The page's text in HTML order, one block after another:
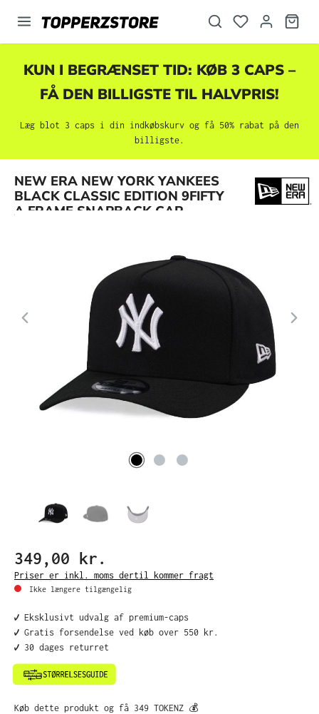
KUN I BEGRÆNSET TID: KØB 3 CAPS –
FÅ DEN BILLIGSTE TIL HALVPRIS!
Læg blot 3 caps i din indkøbskurv og få 50% rabat på den
billigste.
NEW ERA NEW YORK YANKEES
BLACK CLASSIC EDITION 9FIFTY
A FRAME SNAPBACK CAP
349,00 kr.
Priser er inkl. moms dertil kommer fragt
Ikke længere tilgængelig
✔️ Eksklusivt udvalg af premium-caps
✔️ Gratis forsendelse ved køb over 550 kr.
✔️ 30 dages returret
Køb dette produkt og få 349 TOKENZ 💰